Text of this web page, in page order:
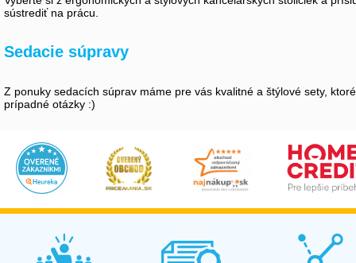
sústrediť na prácu.
Sedacie súpravy
Z ponuky sedacích súprav máme pre vás kvalitné a štýlové sety,
prípadné otázky :)